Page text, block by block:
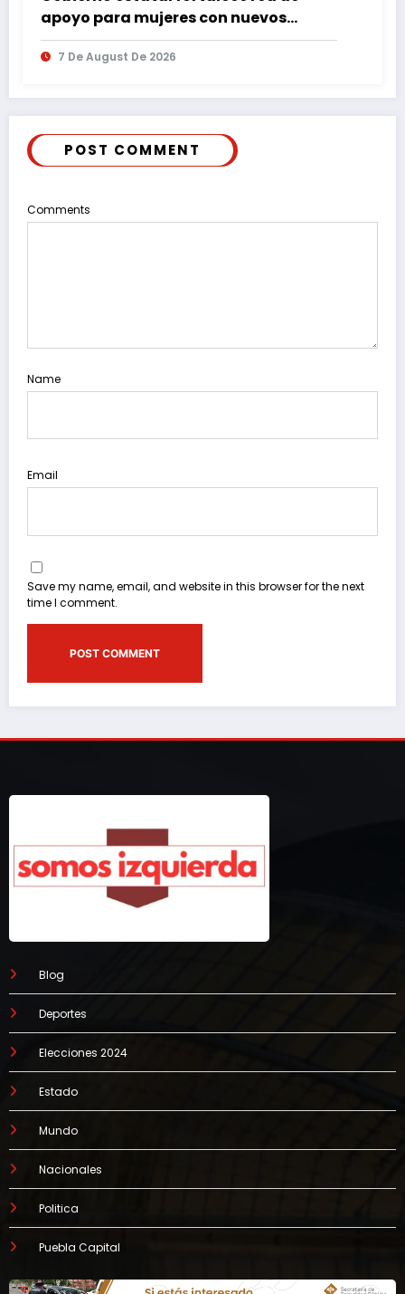
apoyo para mujeres con nuevos
espacios de atención en Puebla
7 De August De 2026
POST COMMENT
Comments
Name
Email
Save my name, email, and website in this browser for the next
time I comment.
Blog
Deportes
Elecciones 2024
Estado
Mundo
Nacionales
Politica
Puebla Capital